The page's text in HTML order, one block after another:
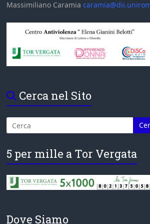
Massimiliano Caramia
Cerca nel Sito
5 per mille a Tor Vergata
Dove Siamo